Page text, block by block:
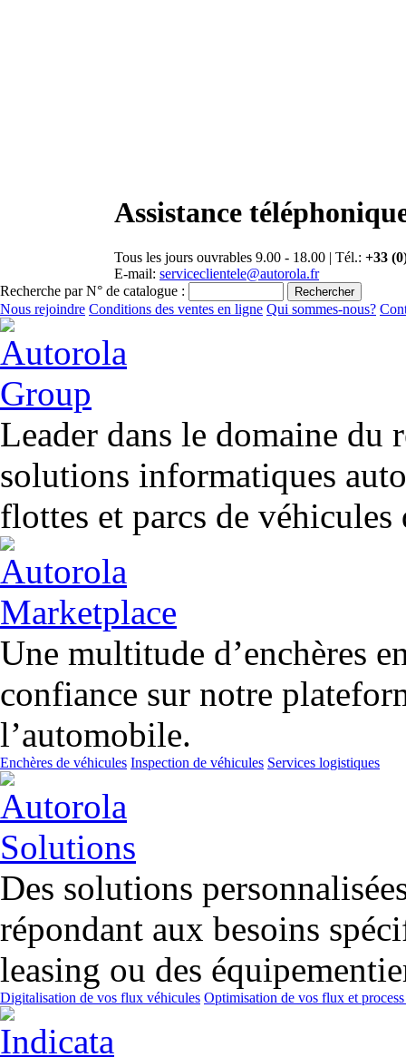
Assistance
Tous les jours ouvrables 9.00 - 18.00 | Tél.: +33
E-mail: serviceclientele@autorola.fr
Recherche par N° de catalogue :
Nous rejoindre Conditions des ventes en ligne Qui sommes-nous?
Leader dans le domaine du
solutions informatiques
flottes et parcs de véhicules
Une multitude d’enchères
confiance sur notre
l’automobile.
Enchères de véhicules Inspection de véhicules Services logistiques
Des solutions
répondant aux besoins
leasing ou des
Digitalisation de vos flux véhicules Optimisation de vos flux et